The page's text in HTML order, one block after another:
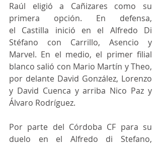
Raúl eligió a Cañizares como su
primera opción. En defensa,
el Castilla inició en el Alfredo Di
Stéfano con Carrillo, Asencio y
Marvel. En el medio, el primer filial
blanco salió con Mario Martín y Theo,
por delante David González, Lorenzo
y David Cuenca y arriba Nico Paz y
Álvaro Rodríguez.
Por parte del Córdoba CF para su
duelo en el Alfredo di Stefano,